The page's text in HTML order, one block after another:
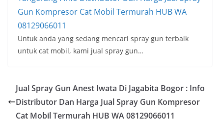
Gun Kompresor Cat Mobil Termurah HUB WA
08129066011
Untuk anda yang sedang mencari spray gun terbaik
untuk cat mobil, kami jual spray gun…
Jual Spray Gun Anest Iwata Di Jagabita Bogor : Info
Distributor Dan Harga Jual Spray Gun Kompresor
Cat Mobil Termurah HUB WA 08129066011